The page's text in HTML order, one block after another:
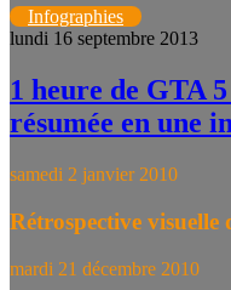
Infographies
lundi 16 septembre 2013
1 heure de GTA
résumée en une
samedi 2 janvier 2010
Rétrospective visuelle
mardi 21 décembre 2010